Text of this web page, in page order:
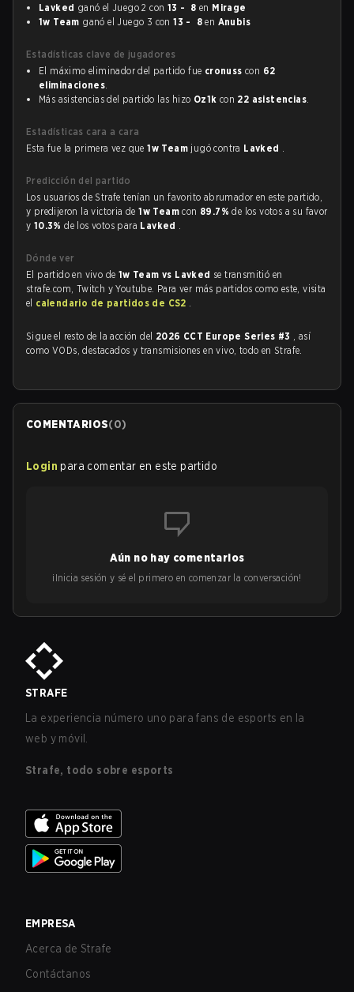
Lavked ganó el Juego 2 con 13 - 8 en Mirage
1w Team ganó el Juego 3 con13 - 8 en Anubis
Estadísticas clave de jugadores
El máximo eliminador del partido fue cronuss con 62
eliminaciones.
Más asistencias del partido las hizo Oz1k con 22 asistencias.
Estadísticas cara a cara
Esta fue la primera vez que1w Team jugó contra Lavked .
Predicción del partido
Los usuarios de Strafe tenían un favorito abrumador en este partido,
y predijeron la victoria de1w Teamcon 89.7%de los votos a su favor
y 10.3%de los votos para Lavked .
Dónde ver
El partido en vivo de 1w Team vs Lavked se transmitió en
strafe.com, Twitch y Youtube. Para ver más partidos como este, visita
el calendario de partidos de CS2 .
Sigue el resto de la acción del 2026 CCT Europe Series #3 , así
como VODs, destacados y transmisiones en vivo, todo en Strafe.
COMENTARIOS(0)
Login para comentar en este partido
Aún no hay comentarios
¡Inicia sesión y sé el primero en comenzar la conversación!
STRAFE
La experiencia número uno para fans de esports en la
web y móvil.
Strafe, todo sobre esports
EMPRESA
Acerca de Strafe
Contáctanos